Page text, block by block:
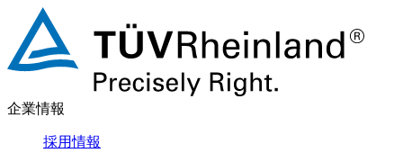
企業情報
採用情報